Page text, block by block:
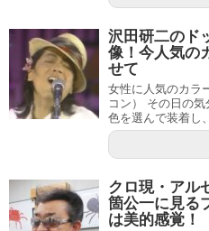
沢田研二のド
像！今人気の
せて
女性に人気のカラ
コン） その日の
色を選んで装着し
クロ現・アル
箇公一に見る
は美的感覚！